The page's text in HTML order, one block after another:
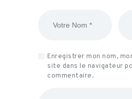
Enregistrer mon nom,
site dans le navigateur
commentaire.